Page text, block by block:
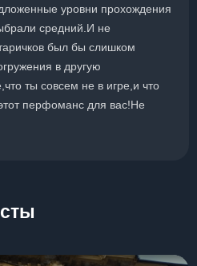
уровни прохождения
средний.И не
был бы слишком
в другую
ты совсем не в игре,и что
перфоманс для вас!Не